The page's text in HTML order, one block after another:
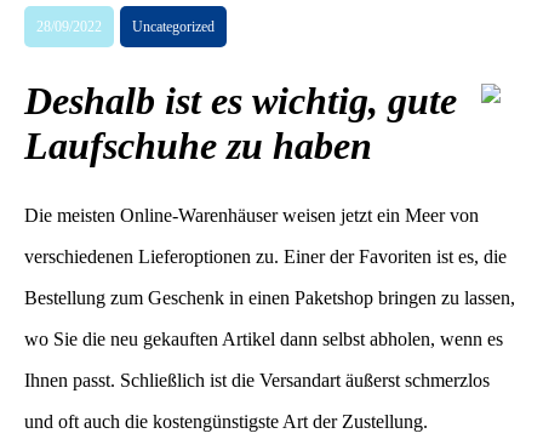
28/09/2022 Uncategorized
Deshalb ist es wichtig, gute
Laufschuhe zu haben
Die meisten Online-Warenhäuser weisen jetzt ein Meer von
verschiedenen Lieferoptionen zu. Einer der Favoriten ist es, die
Bestellung zum Geschenk in einen Paketshop bringen zu lassen,
wo Sie die neu gekauften Artikel dann selbst abholen, wenn es
Ihnen passt. Schließlich ist die Versandart äußerst schmerzlos
und oft auch die kostengünstigste Art der Zustellung.